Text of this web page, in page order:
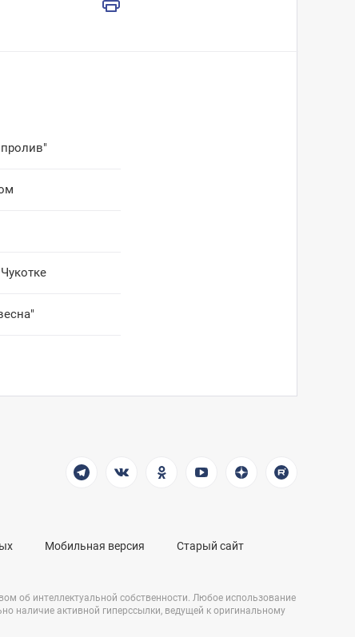
Мобильная версия Старый сайт
об интеллектуальной собственности. Любое использование
наличие активной гиперссылки, ведущей к оригинальному